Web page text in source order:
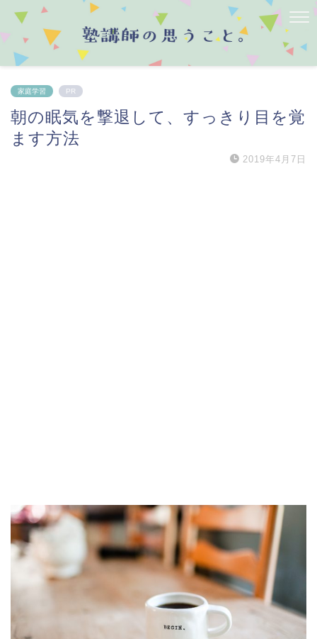
家庭学習 PR
朝の眠気を撃退して、すっきり目を覚
ます方法
2019年4月7日